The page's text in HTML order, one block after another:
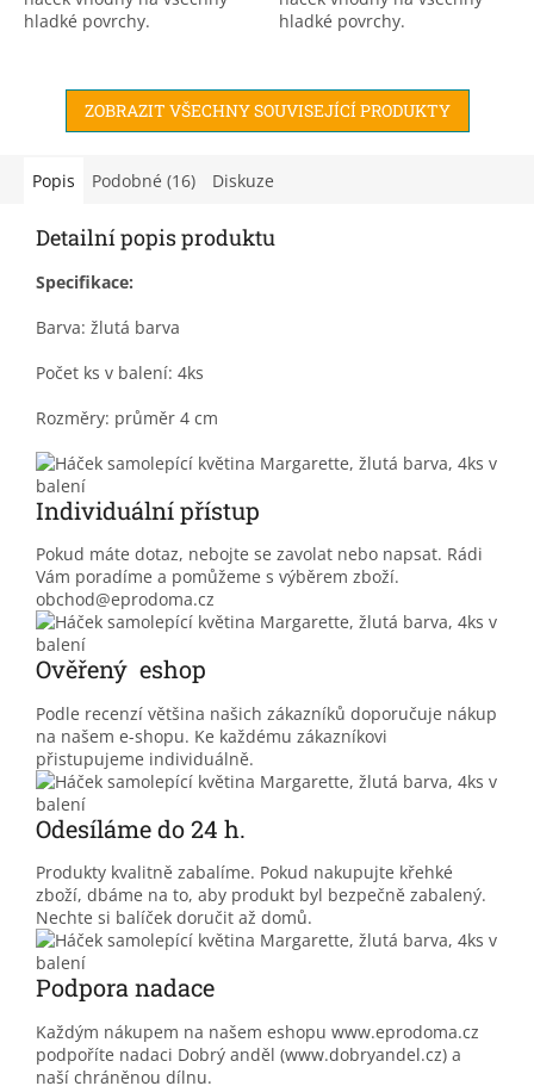
hladké povrchy.
hladké povrchy.
ZOBRAZIT VŠECHNY SOUVISEJÍCÍ PRODUKTY
Popis Podobné (16) Diskuze
Detailní popis produktu
Specifikace:
Barva: žlutá barva
Počet ks v balení: 4ks
Rozměry: průměr 4 cm
Individuální přístup
Pokud máte dotaz, nebojte se zavolat nebo napsat. Rádi
Vám poradíme a pomůžeme s výběrem zboží.
obchod@eprodoma.cz
Ověřený eshop
Podle recenzí většina našich zákazníků doporučuje nákup
na našem e-shopu. Ke každému zákazníkovi
přistupujeme individuálně.
Odesíláme do 24 h.
Produkty kvalitně zabalíme. Pokud nakupujte křehké
zboží, dbáme na to, aby produkt byl bezpečně zabalený.
Nechte si balíček doručit až domů.
Podpora nadace
Každým nákupem na našem eshopu www.eprodoma.cz
podpoříte nadaci Dobrý anděl (www.dobryandel.cz) a
naší chráněnou dílnu.